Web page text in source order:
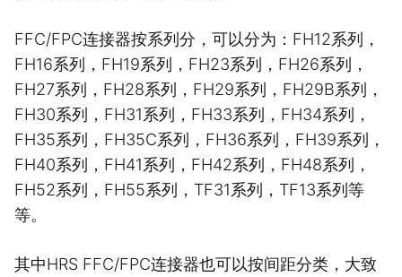
FFC/FPC连接器按系列分，可以分为：FH12系列，
FH16系列，FH19系列，FH23系列，FH26系列，
FH27系列，FH28系列，FH29系列，FH29B系列，
FH30系列，FH31系列，FH33系列，FH34系列，
FH35系列，FH35C系列，FH36系列，FH39系列，
FH40系列，FH41系列，FH42系列，FH48系列，
FH52系列，FH55系列，TF31系列，TF13系列等
等。
其中HRS FFC/FPC连接器也可以按间距分类，大致